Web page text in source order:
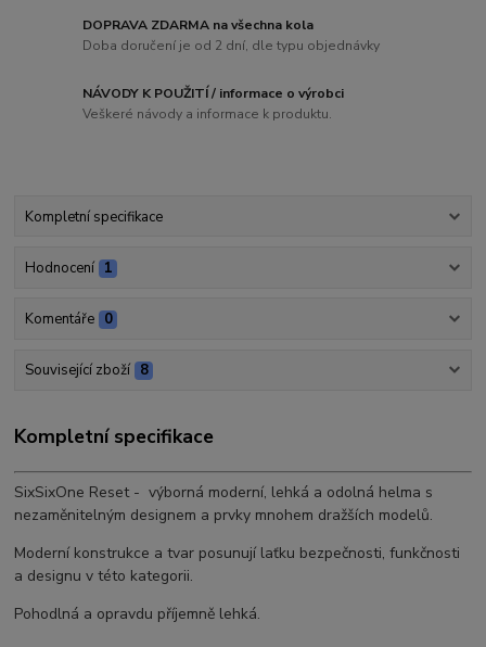
DOPRAVA ZDARMA na všechna kola
Doba doručení je od 2 dní, dle typu objednávky
NÁVODY K POUŽITÍ / informace o výrobci
Veškeré návody a informace k produktu.
Kompletní specifikace
Hodnocení 1
Komentáře 0
Související zboží 8
Kompletní specifikace
SixSixOne Reset - výborná moderní, lehká a odolná helma s
nezaměnitelným designem a prvky mnohem dražších modelů.
Moderní konstrukce a tvar posunují laťku bezpečnosti, funkčnosti
a designu v této kategorii.
Pohodlná a opravdu příjemně lehká.